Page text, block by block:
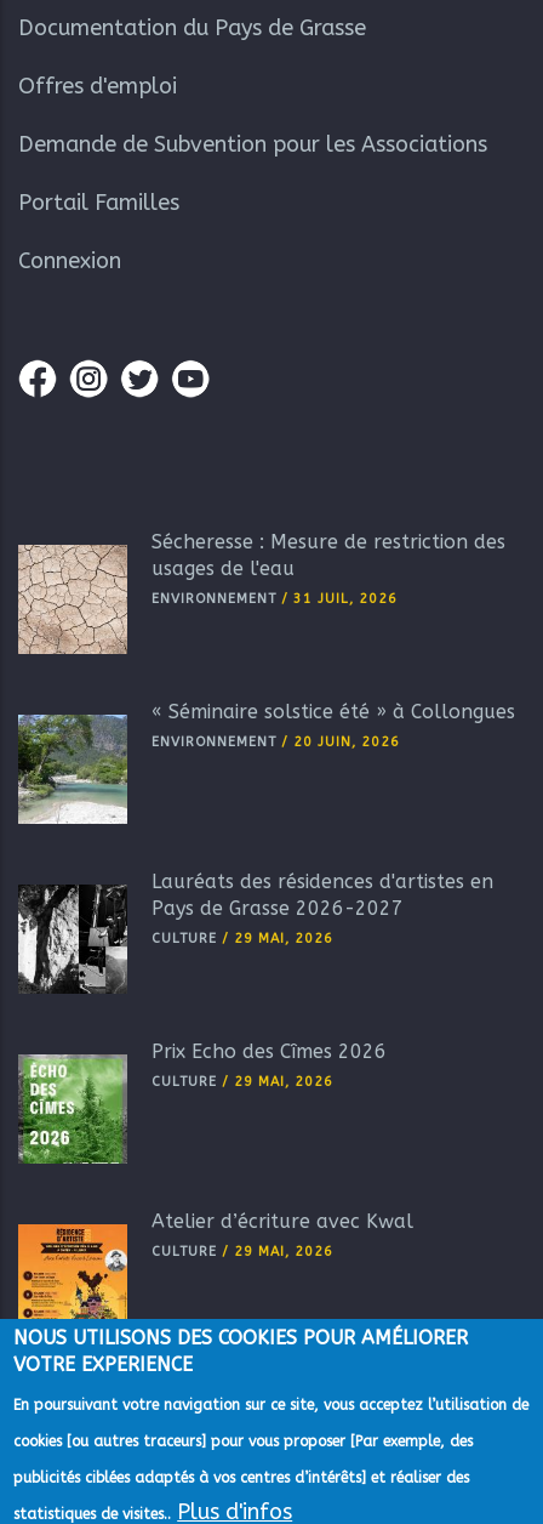
Documentation du Pays de Grasse
Offres d'emploi
Demande de Subvention pour les Associations
Portail Familles
Connexion
Sécheresse : Mesure de restriction des
usages de l'eau
ENVIRONNEMENT / 31 JUIL, 2026
« Séminaire solstice été » à Collongues
ENVIRONNEMENT / 20 JUIN, 2026
Lauréats des résidences d'artistes en
Pays de Grasse 2026-2027
CULTURE / 29 MAI, 2026
Prix Echo des Cîmes 2026
CULTURE / 29 MAI, 2026
Atelier d’écriture avec Kwal
CULTURE / 29 MAI, 2026
©2022 Direction de la Communication de la Communauté
NOUS UTILISONS DES COOKIES POUR AMÉLIORER
VOTRE EXPERIENCE
En poursuivant votre navigation sur ce site, vous acceptez l’utilisation de
cookies [ou autres traceurs] pour vous proposer [Par exemple, des
publicités ciblées adaptés à vos centres d’intérêts] et réaliser des
statistiques de visites.. Plus d'infos